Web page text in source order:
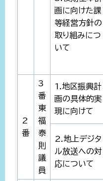
画に向けた課
等経営方針の
取り組みにつ
いて
2
番
3
番
東
福
泰
則
議
員
1.地区振興計
画の具体的実
現に向けて
2.地上デジタ
ル放送への対
応について